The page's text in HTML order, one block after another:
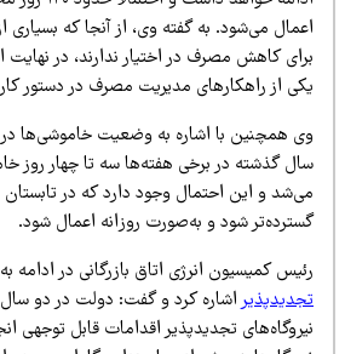
می‌شود. به گفته وی، از آنجا که بسیاری از
کاهش مصرف در اختیار ندارند، در نهایت
از راهکارهای مدیریت مصرف در دستور کار قرار
همچنین با اشاره به وضعیت خاموشی‌ها در
گذشته در برخی هفته‌ها سه تا چهار روز خاموشی
و این احتمال وجود دارد که در تابستان
شود و به‌صورت روزانه اعمال شود.
کمیسیون انرژی اتاق بازرگانی در ادامه به
اشاره کرد و گفت: دولت در دو سال
تجدیدپذیر اقدامات قابل توجهی انجام